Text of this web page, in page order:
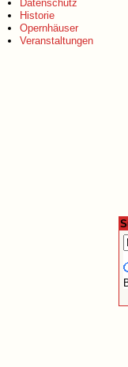
Datenschutz
Historie
Opernhäuser
Veranstaltungen